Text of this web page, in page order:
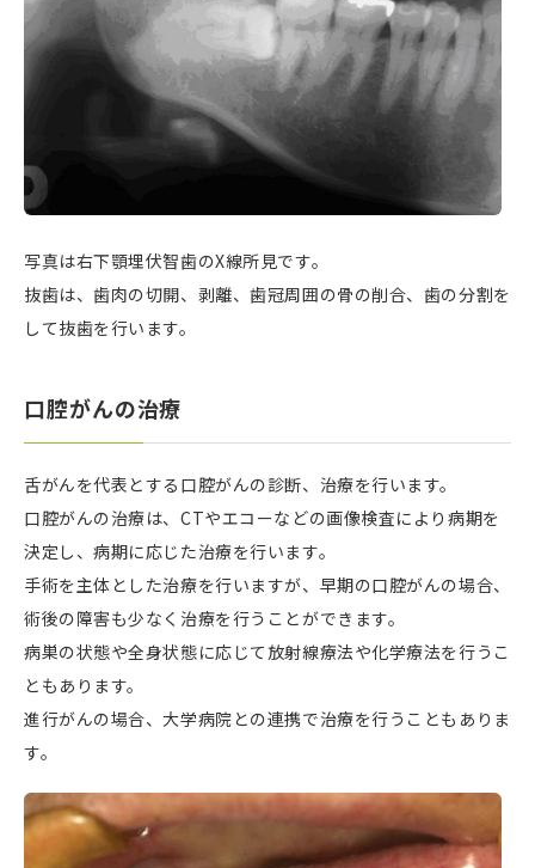
写真は右下顎埋伏智歯のX線所見です。
抜歯は、歯肉の切開、剥離、歯冠周囲の骨の削合、歯の分割を
して抜歯を行います。
口腔がんの治療
舌がんを代表とする口腔がんの診断、治療を行います。
口腔がんの治療は、CTやエコーなどの画像検査により病期を
決定し、病期に応じた治療を行います。
手術を主体とした治療を行いますが、早期の口腔がんの場合、
術後の障害も少なく治療を行うことができます。
病巣の状態や全身状態に応じて放射線療法や化学療法を行うこ
ともあります。
進行がんの場合、大学病院との連携で治療を行うこともありま
す。